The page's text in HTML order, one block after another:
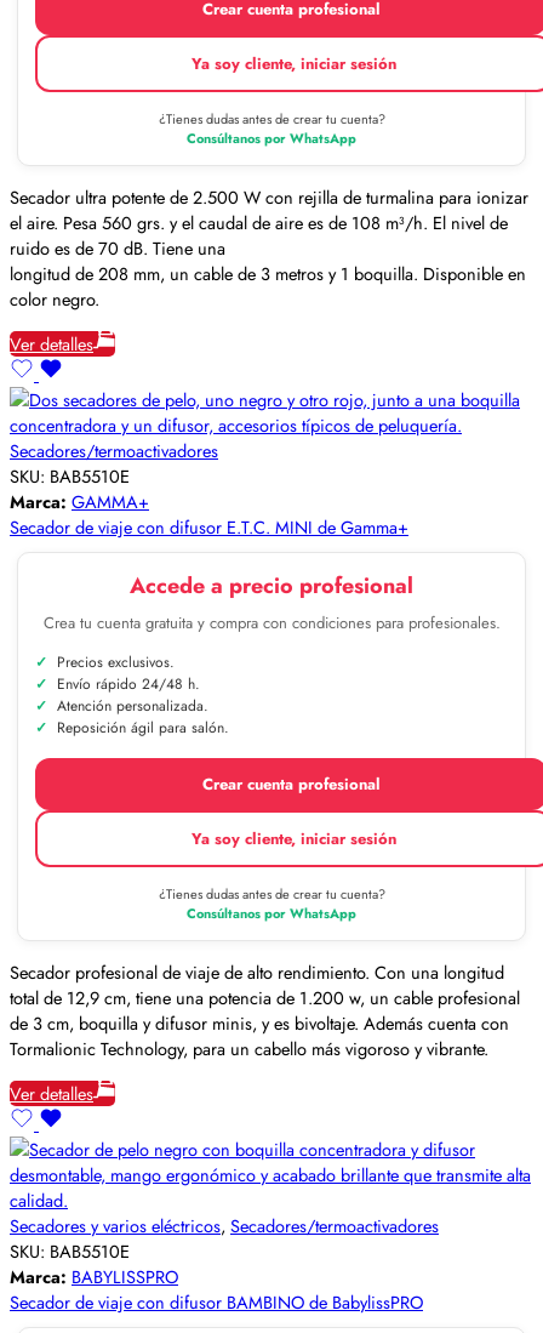
Crear cuenta profesional
Ya soy cliente, iniciar sesión
¿Tienes dudas antes de crear tu cuenta?
Consúltanos por WhatsApp
Secador ultra potente de 2.500 W con rejilla de turmalina para ionizar
el aire. Pesa 560 grs. y el caudal de aire es de 108 m³/h. El nivel de
ruido es de 70 dB. Tiene una
longitud de 208 mm, un cable de 3 metros y 1 boquilla. Disponible en
color negro.
Ver detalles
Secadores/termoactivadores
SKU: BAB5510E
Marca: GAMMA+
Secador de viaje con difusor E.T.C. MINI de Gamma+
Accede a precio profesional
Crea tu cuenta gratuita y compra con condiciones para profesionales.
Precios exclusivos.
Envío rápido 24/48 h.
Atención personalizada.
Reposición ágil para salón.
Crear cuenta profesional
Ya soy cliente, iniciar sesión
¿Tienes dudas antes de crear tu cuenta?
Consúltanos por WhatsApp
Secador profesional de viaje de alto rendimiento. Con una longitud
total de 12,9 cm, tiene una potencia de 1.200 w, un cable profesional
de 3 cm, boquilla y difusor minis, y es bivoltaje. Además cuenta con
Tormalionic Technology, para un cabello más vigoroso y vibrante.
Ver detalles
Secadores y varios eléctricos, Secadores/termoactivadores
SKU: BAB5510E
Marca: BABYLISSPRO
Secador de viaje con difusor BAMBINO de BabylissPRO